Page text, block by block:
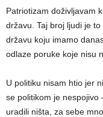
Patriotizam doživljavam
državu. Taj broj ljudi je
državu koju imamo
odlaze poruke koje nisu
U politiku nisam htio jer
se politikom je nespojivo
uradili ništa, za sebe